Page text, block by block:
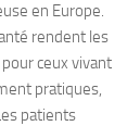
en Europe.
rendent les
ceux vivant
pratiques,
patients